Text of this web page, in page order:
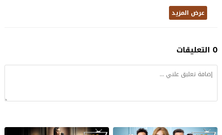
عرض المزيد
0 التعليقات